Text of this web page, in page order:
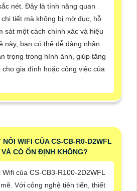
nét. Đây là tính năng quan
tiết mà không bị mờ đục, hỗ
sát một cách chính xác và hiệu
này, bạn có thể dễ dàng nhận
trọng trong hình ảnh, giúp tăng
gia đình hoặc công việc của
NỐI WIFI CỦA CS-CB-R0-D2WFL
CÓ ỔN ĐỊNH KHÔNG?
của CS-CB3-R100-2D2WFL
Với công nghệ tiên tiến, thiết